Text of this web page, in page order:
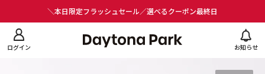
＼本日限定フラッシュセール／選べるクーポン最終日
ログイン お知らせ
ューを閉じる